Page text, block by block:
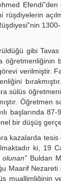
rüşdiyelerin
gibi
öğretmenliğinin
verilmiştir.
sülüs
Öğretmen
başlarında
bir düşüş
kazalarda tesis
ki, 19
olunan” Buldan
Maarif Nezareti
muallimliğinin